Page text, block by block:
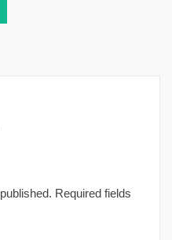
Required fields